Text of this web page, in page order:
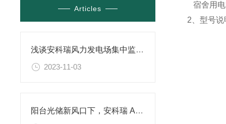
Articles
浅谈安科瑞风力发电场集中监控系统解决方案
2023-11-03
阳台光储新风口下，安科瑞 ADL200N-CT/WF 电表如何成为关键配套助力
宿舍用电
2、型号说